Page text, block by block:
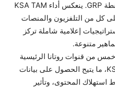
للتصنيف (GRP) والتكلفة لكل نقطة GRP. ينعكس أداء KSA TAM
كل من التلفزيون والمنصات
إعلامية شاملة تركز
متنوعة.
2025، ستخضع خمس من قنوات روتانا الرئيسية
للقياس باستخدام نظام KSA TAM، ما يتيح الحصول على بيانات
المحتوى، وتأثير